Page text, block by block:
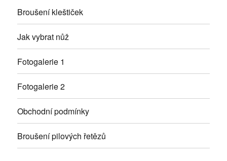
Broušení kleštiček
Jak vybrat nůž
Fotogalerie 1
Fotogalerie 2
Obchodní podmínky
Broušení pilových řetězů